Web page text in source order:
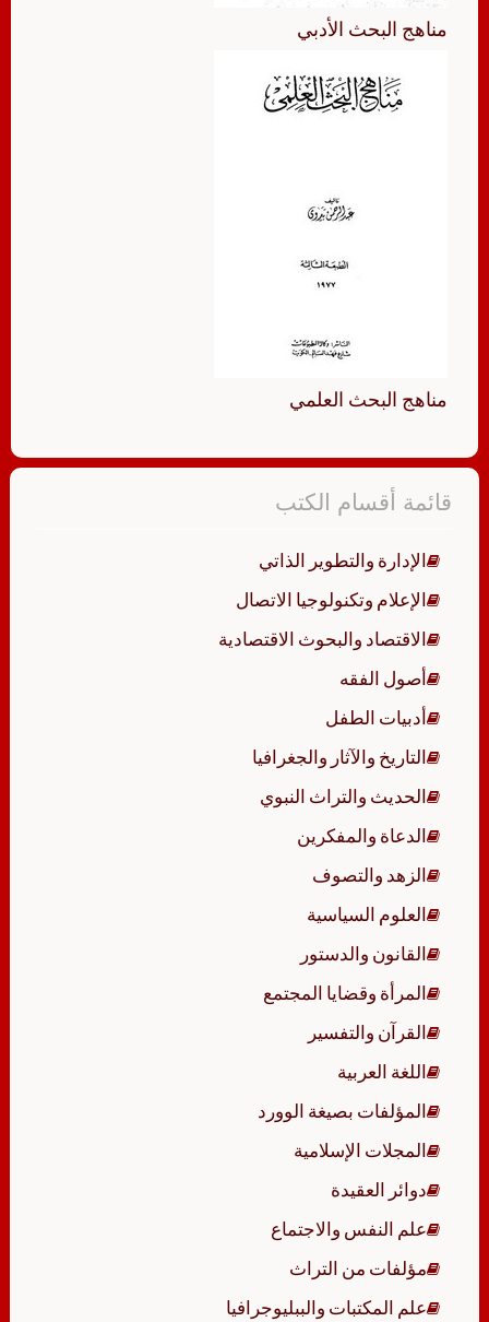
مناهج البحث الأدبي
مناهج البحث العلمي
قائمة أقسام الكتب
الإدارة والتطوير الذاتي
الإعلام وتكنولوجيا الاتصال
الاقتصاد والبحوث الاقتصادية
أصول الفقه
أدبيات الطفل
التاريخ والآثار والجغرافيا
الحديث والتراث النبوي
الدعاة والمفكرين
الزهد والتصوف
العلوم السياسية
القانون والدستور
المرأة وقضايا المجتمع
القرآن والتفسير
اللغة العربية
المؤلفات بصيغة الوورد
المجلات الإسلامية
دوائر العقيدة
علم النفس والاجتماع
مؤلفات من التراث
علم المكتبات والببليوجرافيا